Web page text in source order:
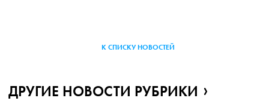
К СПИСКУ НОВОСТЕЙ
ДРУГИЕ НОВОСТИ РУБРИКИ